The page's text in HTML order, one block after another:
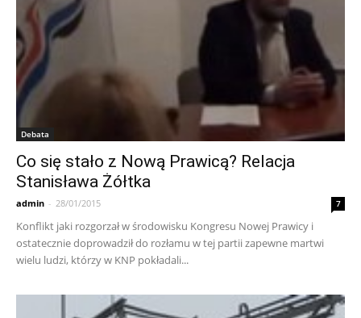
Debata
Co się stało z Nową Prawicą? Relacja
Stanisława Żółtka
admin - 28/01/2015 7
Konflikt jaki rozgorzał w środowisku Kongresu Nowej Prawicy i
ostatecznie doprowadził do rozłamu w tej partii zapewne martwi
wielu ludzi, którzy w KNP pokładali...